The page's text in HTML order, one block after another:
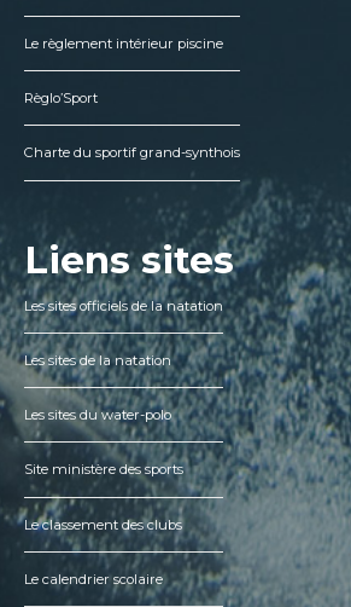
Le règlement intérieur piscine
Règlo’Sport
Charte du sportif grand-synthois
Liens sites
Les sites officiels de la natation
Les sites de la natation
Les sites du water-polo
Site ministère des sports
Le classement des clubs
Le calendrier scolaire